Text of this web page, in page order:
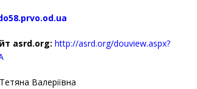
asrd.org: http://asrd.org/douview.aspx?
Валеріївна